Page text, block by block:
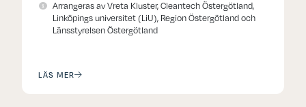
Arrangeras av Vreta Kluster, Cleantech Östergötland,
Linköpings universitet (LiU), Region Östergötland och
Länsstyrelsen Östergötland
LÄS MER